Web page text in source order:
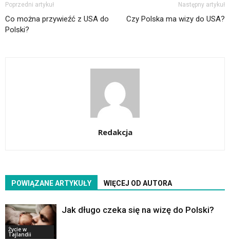
Poprzedni artykuł
Co można przywieźć z USA do
Polski?
Następny artykuł
Czy Polska ma wizy do USA?
Redakcja
POWIĄZANE ARTYKUŁY WIĘCEJ OD AUTORA
Życie w
Tajlandii
Jak długo czeka się na wizę do Polski?